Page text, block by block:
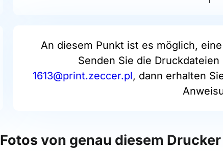
An diesem Punkt ist es möglich,
Senden Sie die
1613@print.zeccer.pl, dann erhalten
Fotos von genau diesem Drucker